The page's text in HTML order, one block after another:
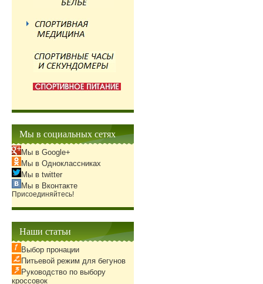
Мы в социальных сетях
Мы в Google+
Мы в Одноклассниках
Мы в twitter
Мы в Вконтакте
Присоединяйтесь!
Наши статьи
Выбор пронации
Питьевой режим для бегунов
Руководство по выбору
кроссовок